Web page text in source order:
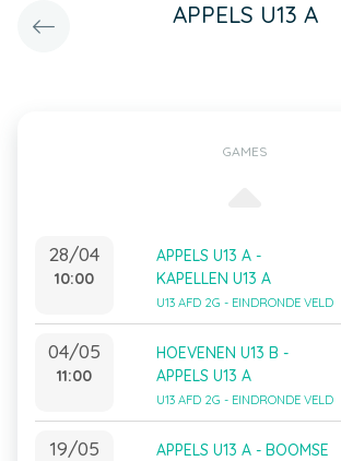
APPELS U13 A
GAMES
28/04
10:00
APPELS U13 A -
KAPELLEN U13 A
U13 AFD 2G - EINDRONDE VELD
04/05
11:00
HOEVENEN U13 B -
APPELS U13 A
U13 AFD 2G - EINDRONDE VELD
19/05
APPELS U13 A - BOOMSE